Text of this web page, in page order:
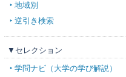
地域別
逆引き検索
▼セレクション
学問ナビ（大学の学び解説）